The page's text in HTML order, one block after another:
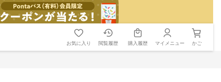
お気に入り 閲覧履歴 購入履歴 マイメニュー かご